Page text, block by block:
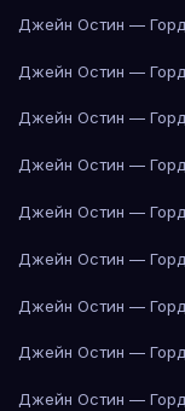
Джейн Остин —
Джейн Остин —
Джейн Остин —
Джейн Остин —
Джейн Остин —
Джейн Остин —
Джейн Остин —
Джейн Остин —
Джейн Остин —